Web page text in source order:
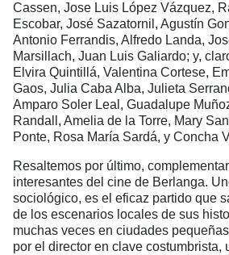
Cassen, Jose Luis López Vázquez,
Escobar, José Sazatornil, Agustín
Antonio Ferrandis, Alfredo Landa,
Marsillach, Juan Luis Galiardo; y,
Elvira Quintillá, Valentina Cortese,
Gaos, Julia Caba Alba, Julieta
Amparo Soler Leal, Guadalupe
Randall, Amelia de la Torre, Mary
Ponte, Rosa María Sardá, y Concha
Resaltemos por último,
interesantes del cine de Berlanga.
sociológico, es el eficaz partido que
de los escenarios locales de sus
muchas veces en ciudades
por el director en clave costumbrista,